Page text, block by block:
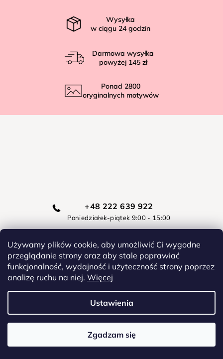
Używamy plików cookie, aby umożliwić Ci wygodne
przeglądanie strony oraz aby stale poprawiać
funkcjonalność, wydajność i użyteczność strony poprzez
analizę ruchu na niej. Więcej
Ustawienia
Zgadzam się
Wysyłka
w ciągu 24 godzin
Darmowa wysyłka
powyżej 145 zł
Ponad 2800
oryginalnych motywów
+48 222 639 922
Poniedziałek-piątek 9:00 - 15:00
info@diamentowe-malowanie.pl
Obsługa klienta Skontaktuj się z nami Jesteśmy 24/7
FacebookInstagramYoutube